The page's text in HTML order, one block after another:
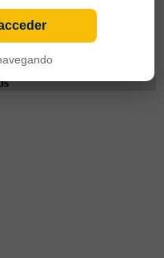
Batistuta en